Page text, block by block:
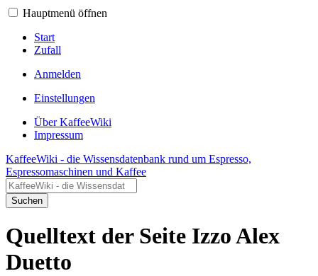
Hauptmenü öffnen
Start
Zufall
Anmelden
Einstellungen
Über KaffeeWiki
Impressum
KaffeeWiki - die Wissensdatenbank rund um Espresso,
Espressomaschinen und Kaffee
Suchen
Quelltext der Seite Izzo Alex
Duetto